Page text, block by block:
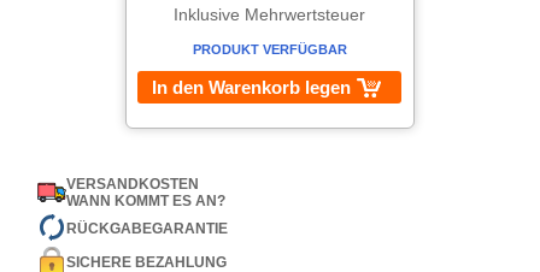
Inklusive Mehrwertsteuer
PRODUKT VERFÜGBAR
In den Warenkorb legen
VERSANDKOSTEN
WANN KOMMT ES AN?
RÜCKGABEGARANTIE
SICHERE BEZAHLUNG